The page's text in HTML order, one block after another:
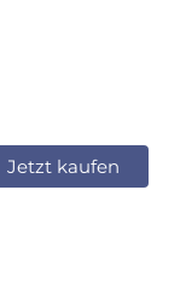
Jetzt kaufen